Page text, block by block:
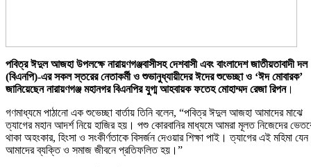
পবিত্র ঈদুল আজহা উপলক্ষে নারায়ণগঞ্জবাসীসহ দেশবাসী এবং বাংলাদেশ জাতীয়তাবাদী দল
(বিএনপি)-এর সকল স্তরের নেতাকর্মী ও শুভানুধ্যায়ীদের ঈদের শুভেচ্ছা ও ‘ঈদ মোবারক’
জানিয়েছেন নারায়ণগঞ্জ মহানগর বিএনপির যুগ্ম আহবায়ক ফতেহ মোহাম্মদ রেজা রিপন।
গণমাধ্যমে পাঠানো এক শুভেচ্ছা বার্তায় তিনি বলেন, “পবিত্র ঈদুল আজহা আমাদের মাঝে
ত্যাগের মহান আদর্শ নিয়ে হাজির হয়। পশু কোরবানির মাধ্যমে আমরা মূলত নিজেদের
থাকা অহংকার, হিংসা ও সংকীর্ণতাকে বিসর্জন দেওয়ার শিক্ষা পাই। ত্যাগের এই মহিমা যেন
আমাদের ব্যক্তি ও সমাজ জীবনে প্রতিফলিত হয়।”